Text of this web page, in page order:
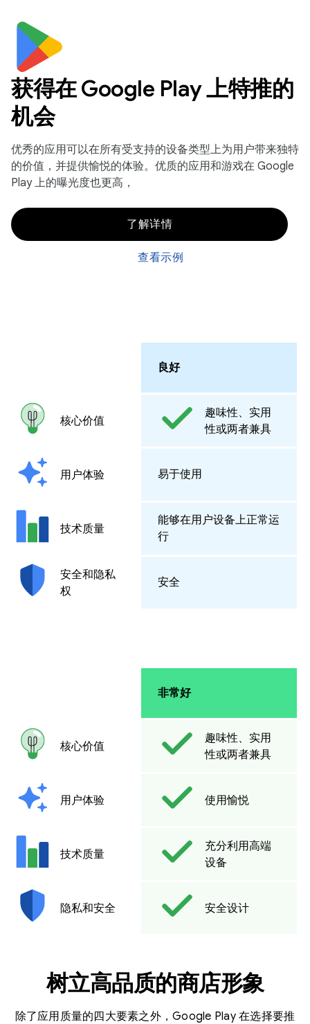
获得在 Google Play 上特推的
机会
优秀的应用可以在所有受支持的设备类型上为用户带来独特
的价值，并提供愉悦的体验。优质的应用和游戏在 Google
Play 上的曝光度也更高，
了解详情
查看示例
良好
核心价值
趣味性、实用
性或两者兼具
用户体验 易于使用
技术质量
能够在用户设备上正常运
行
安全和隐私
权
安全
非常好
核心价值
趣味性、实用
性或两者兼具
用户体验 使用愉悦
技术质量
充分利用高端
设备
隐私和安全 安全设计
树立高品质的商店形象
除了应用质量的四大要素之外，Google Play 在选择要推